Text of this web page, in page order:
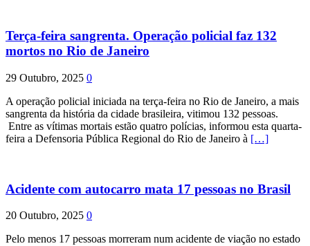
Terça-feira sangrenta. Operação policial faz 132
mortos no Rio de Janeiro
29 Outubro, 2025 0
A operação policial iniciada na terça-feira no Rio de Janeiro, a mais
sangrenta da história da cidade brasileira, vitimou 132 pessoas.
Entre as vítimas mortais estão quatro polícias, informou esta quarta-
feira a Defensoria Pública Regional do Rio de Janeiro à […]
Acidente com autocarro mata 17 pessoas no Brasil
20 Outubro, 2025 0
Pelo menos 17 pessoas morreram num acidente de viação no estado